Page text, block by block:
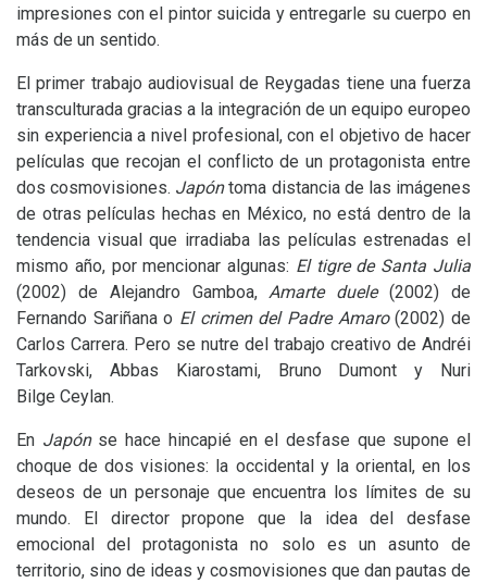
impresiones con el pintor suicida y entregarle su cuerpo en
más de un sentido.
El primer trabajo audiovisual de Reygadas tiene una fuerza
transculturada gracias a la integración de un equipo europeo
sin experiencia a nivel profesional, con el objetivo de hacer
películas que recojan el conflicto de un protagonista entre
dos cosmovisiones. Japóntoma distancia de las imágenes
de otras películas hechas en México, no está dentro de la
tendencia visual que irradiaba las películas estrenadas el
mismo año, por mencionar algunas: El tigre de Santa Julia
(2002) de Alejandro Gamboa,Amarte duele(2002) de
Fernando Sariñana o El crimen del Padre Amaro(2002) de
Carlos Carrera. Pero se nutre del trabajo creativo de Andréi
Tarkovski, Abbas Kiarostami, Bruno Dumont y Nuri
Bilge Ceylan.
En Japónse hace hincapié en el desfase que supone el
choque de dos visiones: la occidental y la oriental, en los
deseos de un personaje que encuentra los límites de su
mundo. El director propone que la idea del desfase
emocional del protagonista no solo es un asunto de
territorio, sino de ideas y cosmovisiones que dan pautas de